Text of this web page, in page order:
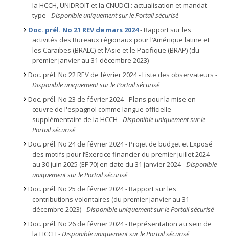
la HCCH, UNIDROIT et la CNUDCI : actualisation et mandat
type - Disponible uniquement sur le Portail sécurisé
Doc. prél. No 21 REV de mars 2024- Rapport sur les
activités des Bureaux régionaux pour l’Amérique latine et
les Caraïbes (BRALC) et l’Asie et le Pacifique (BRAP) (du
premier janvier au 31 décembre 2023)
Doc. prél. No 22 REV de février 2024 - Liste des observateurs -
Disponible uniquement sur le Portail sécurisé
Doc. prél. No 23 de février 2024 - Plans pour la mise en
œuvre de l'espagnol comme langue officielle
supplémentaire de la HCCH - Disponible uniquement sur le
Portail sécurisé
Doc. prél. No 24 de février 2024 - Projet de budget et Exposé
des motifs pour l’Exercice financier du premier juillet 2024
au 30 juin 2025 (EF 70) en date du 31 janvier 2024- Disponible
uniquement sur le Portail sécurisé
Doc. prél. No 25 de février 2024 - Rapport sur les
contributions volontaires (du premier janvier au 31
décembre 2023)- Disponible uniquement sur le Portail sécurisé
Doc. prél. No 26 de février 2024 - Représentation au sein de
la HCCH -Disponible uniquement sur le Portail sécurisé